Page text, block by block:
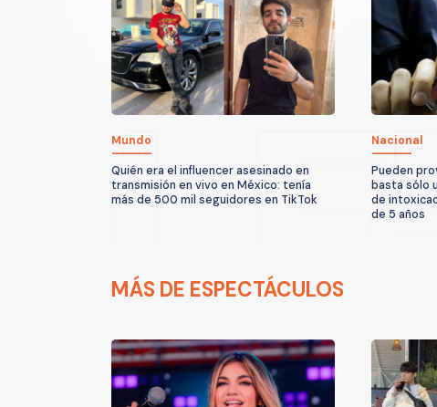
Mundo
Quién era el influencer asesinado en
transmisión en vivo en México: tenía
más de 500 mil seguidores en TikTok
Nacional
Pueden
basta sólo
de
de 5 años
MÁS DE ESPECTÁCULOS